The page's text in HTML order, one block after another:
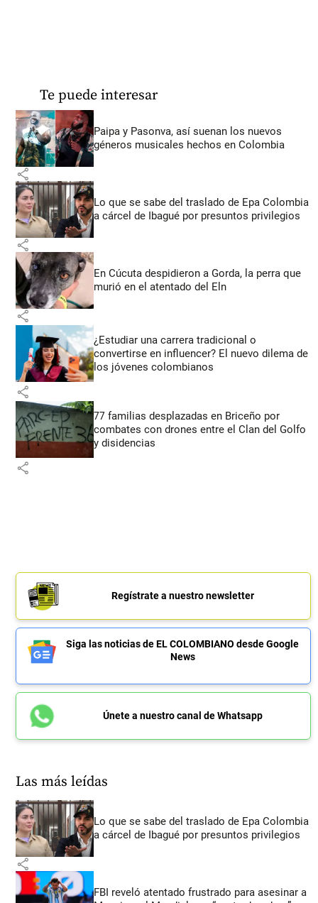
Te puede interesar
Paipa y Pasonva, así suenan los nuevos
géneros musicales hechos en Colombia
share
Lo que se sabe del traslado de Epa Colombia
a cárcel de Ibagué por presuntos privilegios
share
En Cúcuta despidieron a Gorda, la perra que
murió en el atentado del Eln
share
¿Estudiar una carrera tradicional o
convertirse en influencer? El nuevo dilema de
los jóvenes colombianos
share
77 familias desplazadas en Briceño por
combates con drones entre el Clan del Golfo
y disidencias
share
Regístrate a nuestro newsletter
Siga las noticias de EL COLOMBIANO desde Google
News
Únete a nuestro canal de Whatsapp
Las más leídas
Lo que se sabe del traslado de Epa Colombia
a cárcel de Ibagué por presuntos privilegios
share
FBI reveló atentado frustrado para asesinar a